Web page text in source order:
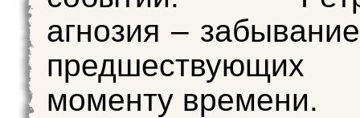
агнозия –
предшествующих
моменту времени.